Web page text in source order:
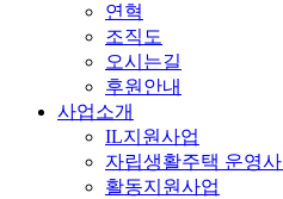
연혁
조직도
오시는길
후원안내
사업소개
IL지원사업
자립생활주택 운영
활동지원사업